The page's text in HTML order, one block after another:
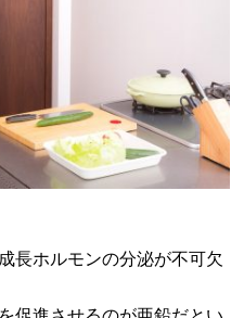
長ホルモンの分泌が不可欠